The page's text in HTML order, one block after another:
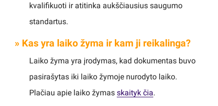
kvalifikuoti ir atitinka aukščiausius saugumo
standartus.
» Kas yra laiko žyma ir kam ji reikalinga?
Laiko žyma yra įrodymas, kad dokumentas buvo
pasirašytas iki laiko žymoje nurodyto laiko.
Plačiau apie laiko žymas skaityk čia.